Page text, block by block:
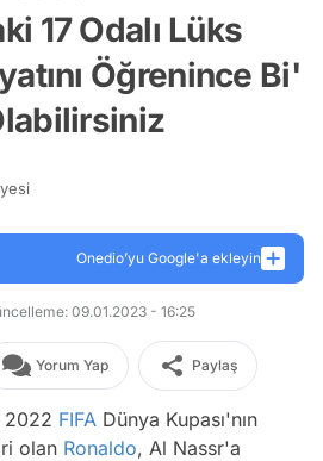
17 Odalı Lüks
Öğrenince Bi'
Onedio’yu Google'a ekleyin
09.01.2023 - 16:25
Yorum Yap Paylaş
2022 FIFA Dünya Kupası'nın
olan Ronaldo, Al Nassr'a